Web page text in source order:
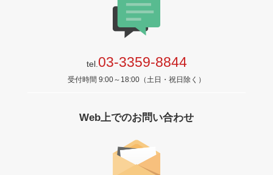
tel.03-3359-8844
受付時間 9:00～18:00（土日・祝日除く）
Web上でのお問い合わせ